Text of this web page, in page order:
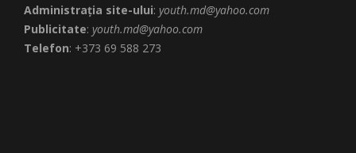
Administrația site-ului: youth.md@yahoo.com
Publicitate: youth.md@yahoo.com
Telefon: +373 69 588 273